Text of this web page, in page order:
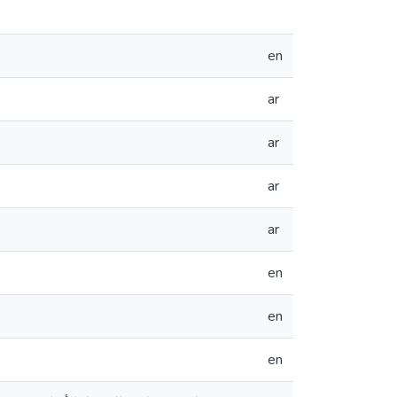
en
ar
ar
ar
ar
en
en
en